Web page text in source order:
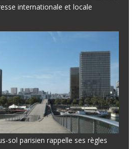
internationale et locale
sol parisien rappelle ses règles